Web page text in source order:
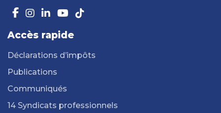
Accès rapide
Déclarations d’impôts
Publications
Communiqués
14 Syndicats professionnels